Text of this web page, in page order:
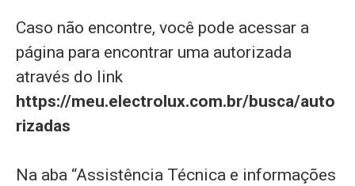
Caso não encontre, você pode acessar a
página para encontrar uma autorizada
através do link
https://meu.electrolux.com.br/busca/auto
rizadas
Na aba “Assistência Técnica e informações